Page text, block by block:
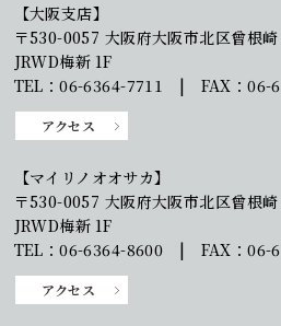
【大阪支店】
〒530-0057 大阪府大阪市北区曾根崎
JRWD梅新 1F
TEL：06-6364-7711 | FAX：06-
アクセス
【マイリノオオサカ】
〒530-0057 大阪府大阪市北区曾根崎
JRWD梅新 1F
TEL：06-6364-8600 | FAX：06-
アクセス